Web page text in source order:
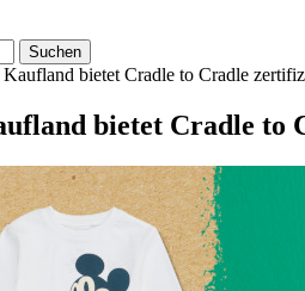
bietet Cradle to Cradle
bietet Cradle to